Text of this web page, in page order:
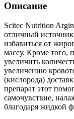
Описание
Scitec Nutrition
отличный
избавиться от
массу. Кроме того,
увеличить
увеличению
(кислорода)
препарат этот
самочувствие,
благодаря жидкой